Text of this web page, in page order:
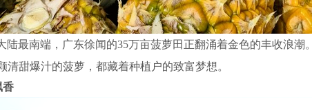
陆最南端，广东徐闻的35万亩菠萝田正翻涌着金色的丰收浪
清甜爆汁的菠萝，都藏着种植户的致富梦想。
香